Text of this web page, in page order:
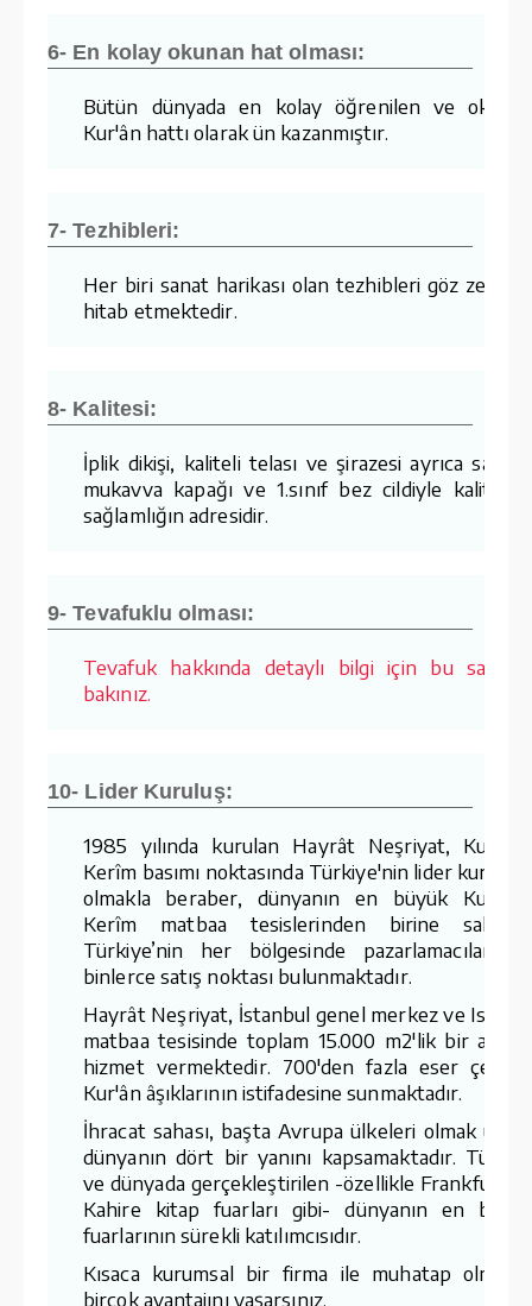
6- En kolay okunan hat olması:
Bütün dünyada en kolay öğrenilen ve
Kur'ân hattı olarak ün kazanmıştır.
7- Tezhibleri:
Her biri sanat harikası olan tezhibleri göz
hitab etmektedir.
8- Kalitesi:
İplik dikişi, kaliteli telası ve şirazesi ayrıca
mukavva kapağı ve 1.sınıf bez cildiyle kalite
sağlamlığın adresidir.
9- Tevafuklu olması:
Tevafuk hakkında detaylı bilgi için bu
bakınız.
10- Lider Kuruluş:
1985 yılında kurulan Hayrât Neşriyat, Kur'ân-
Kerîm basımı noktasında Türkiye'nin lider
olmakla beraber, dünyanın en büyük Kur'ân-
Kerîm matbaa tesislerinden birine
Türkiye’nin her bölgesinde pazarlamacıları
binlerce satış noktası bulunmaktadır.
Hayrât Neşriyat, İstanbul genel merkez ve
matbaa tesisinde toplam 15.000 m2'lik bir
hizmet vermektedir. 700'den fazla eser
Kur'ân âşıklarının istifadesine sunmaktadır.
İhracat sahası, başta Avrupa ülkeleri olmak
dünyanın dört bir yanını kapsamaktadır.
ve dünyada gerçekleştirilen -özellikle Frankfurt
Kahire kitap fuarları gibi- dünyanın en
fuarlarının sürekli katılımcısıdır.
Kısaca kurumsal bir firma ile muhatap
birçok avantajını yaşarsınız.